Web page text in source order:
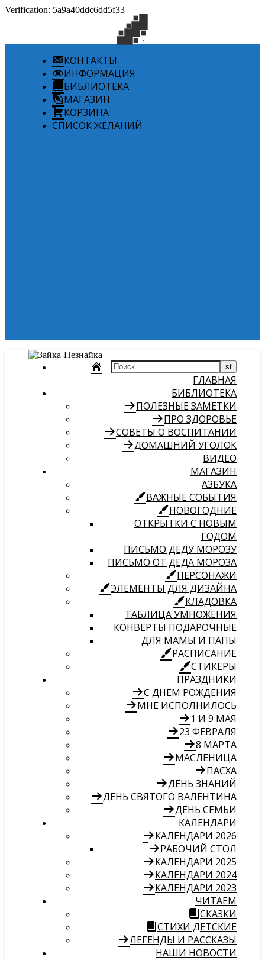
Verification: 5a9a40ddc6dd5f33
КОНТАКТЫ
ИНФОРМАЦИЯ
БИБЛИОТЕКА
МАГАЗИН
КОРЗИНА
СПИСОК ЖЕЛАНИЙ
ГЛАВНАЯ
БИБЛИОТЕКА
ПОЛЕЗНЫЕ ЗАМЕТКИ
ПРО ЗДОРОВЬЕ
СОВЕТЫ О ВОСПИТАНИИ
ДОМАШНИЙ УГОЛОК
ВИДЕО
МАГАЗИН
АЗБУКА
ВАЖНЫЕ СОБЫТИЯ
НОВОГОДНИЕ
ОТКРЫТКИ С НОВЫМ
ГОДОМ
ПИСЬМО ДЕДУ МОРОЗУ
ПИСЬМО ОТ ДЕДА МОРОЗА
ПЕРСОНАЖИ
ЭЛЕМЕНТЫ ДЛЯ ДИЗАЙНА
КЛАДОВКА
ТАБЛИЦА УМНОЖЕНИЯ
КОНВЕРТЫ ПОДАРОЧНЫЕ
ДЛЯ МАМЫ И ПАПЫ
РАСПИСАНИЕ
СТИКЕРЫ
ПРАЗДНИКИ
С ДНЕМ РОЖДЕНИЯ
МНЕ ИСПОЛНИЛОСЬ
1 И 9 МАЯ
23 ФЕВРАЛЯ
8 МАРТА
МАСЛЕНИЦА
ПАСХА
ДЕНЬ ЗНАНИЙ
ДЕНЬ СВЯТОГО ВАЛЕНТИНА
ДЕНЬ СЕМЬИ
КАЛЕНДАРИ
КАЛЕНДАРИ 2026
РАБОЧИЙ СТОЛ
КАЛЕНДАРИ 2025
КАЛЕНДАРИ 2024
КАЛЕНДАРИ 2023
ЧИТАЕМ
СКАЗКИ
СТИХИ ДЕТСКИЕ
ЛЕГЕНДЫ И РАССКАЗЫ
НАШИ НОВОСТИ